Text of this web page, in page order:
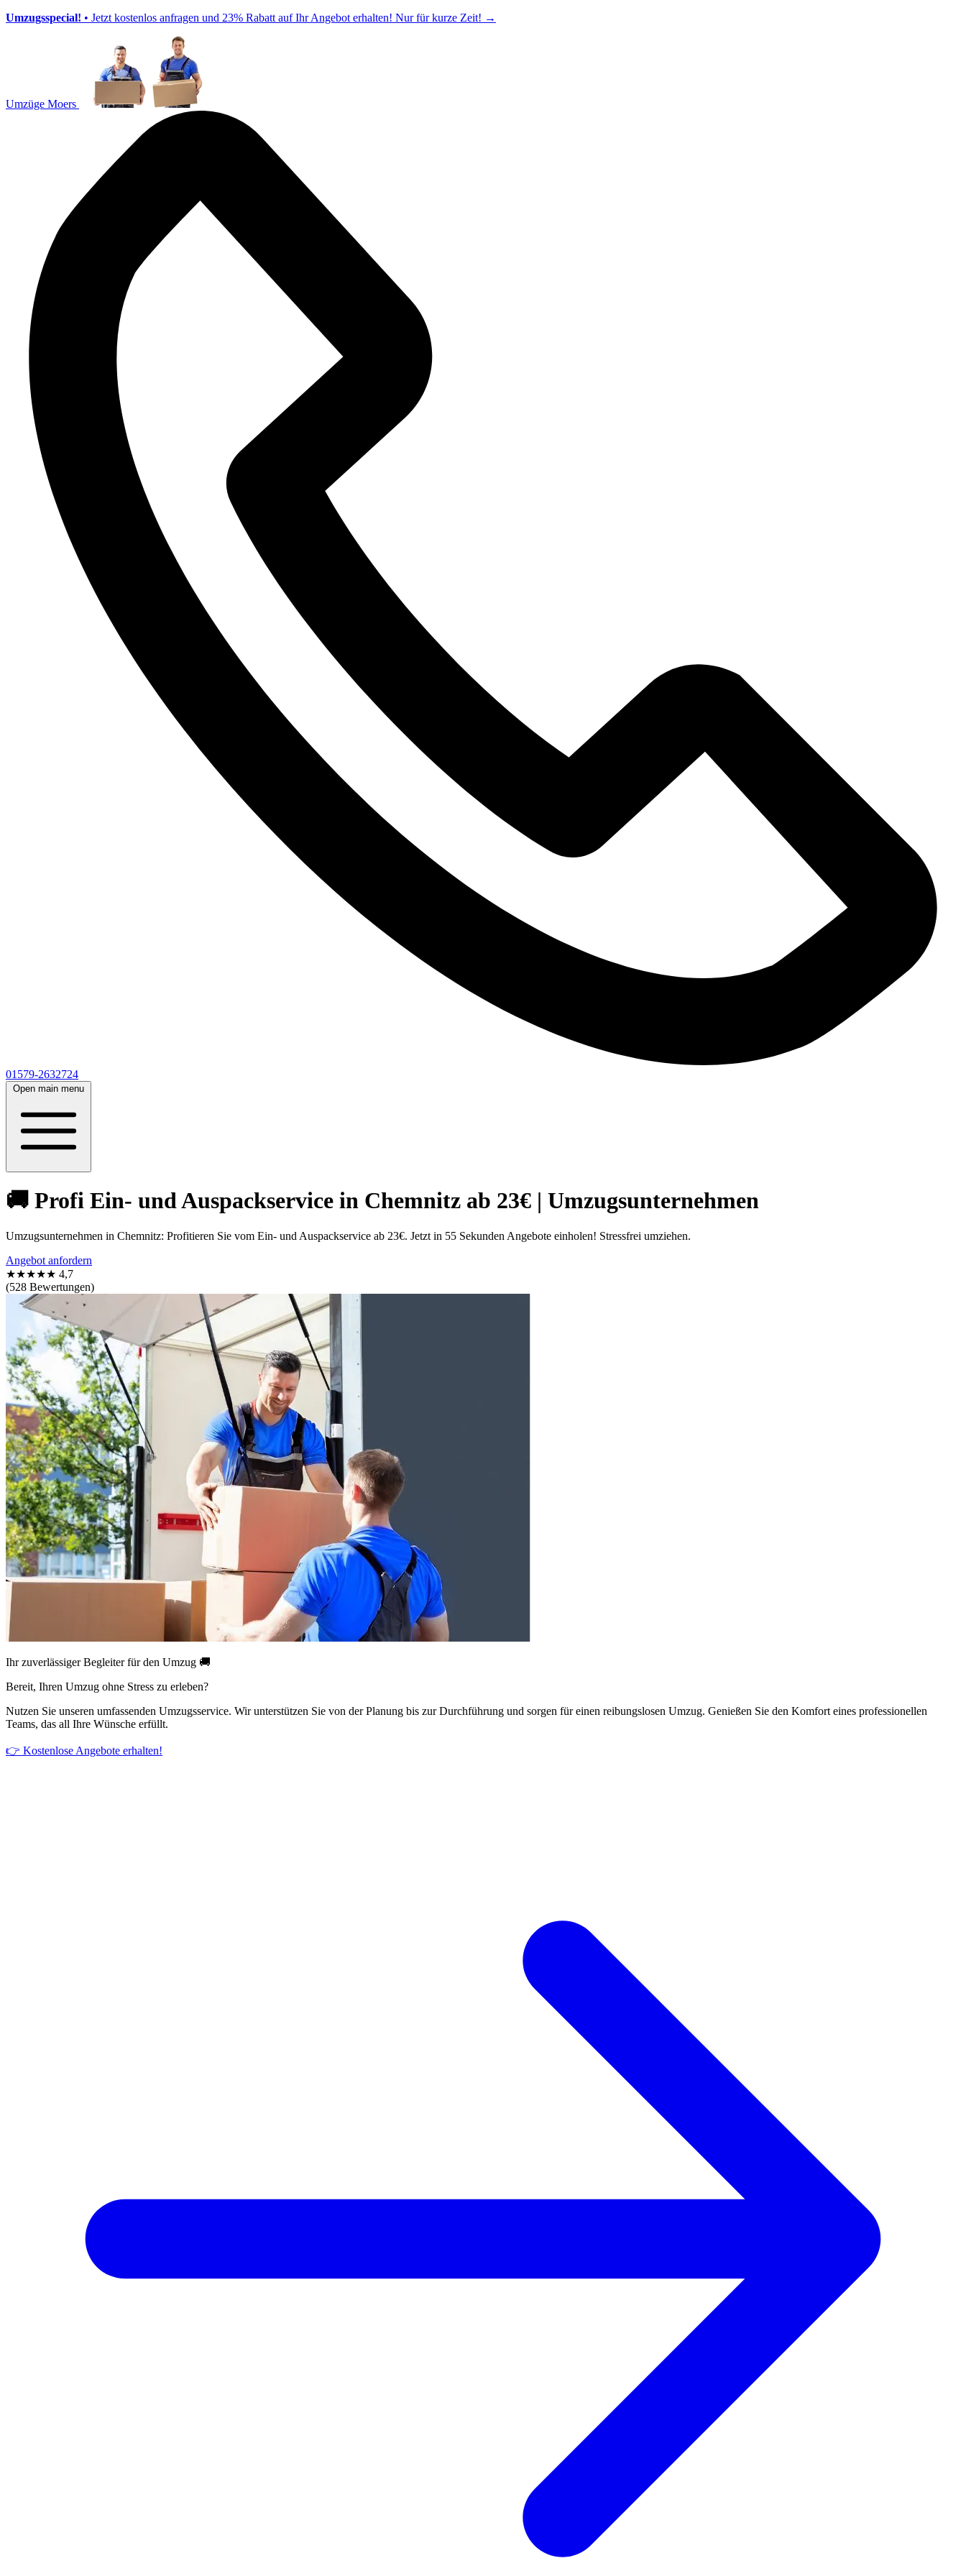
Umzugsspecial! • Jetzt kostenlos anfragen und 23% Rabatt auf Ihr Angebot erhalten! Nur für kurze Zeit! →
Umzüge Moers
01579-2632724
Open main menu
🚚 Profi Ein- und Auspackservice in Chemnitz ab 23€ | Umzugsunternehmen
Umzugsunternehmen in Chemnitz: Profitieren Sie vom Ein- und Auspackservice ab 23€. Jetzt in 55 Sekunden Angebote einholen! Stressfrei umziehen.
Angebot anfordern
★★★★★ 4,7
(528 Bewertungen)
Ihr zuverlässiger Begleiter für den Umzug 🚚
Bereit, Ihren Umzug ohne Stress zu erleben?
Nutzen Sie unseren umfassenden Umzugsservice. Wir unterstützen Sie von der Planung bis zur Durchführung und sorgen für einen reibungslosen Umzug. Genießen Sie den Komfort eines professionellen
Teams, das all Ihre Wünsche erfüllt.
👉 Kostenlose Angebote erhalten!